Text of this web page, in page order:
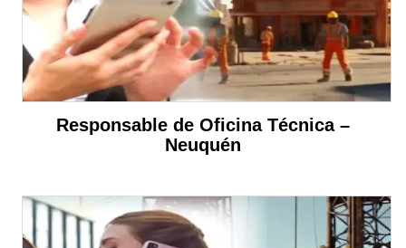
Responsable de Oficina Técnica –
Neuquén